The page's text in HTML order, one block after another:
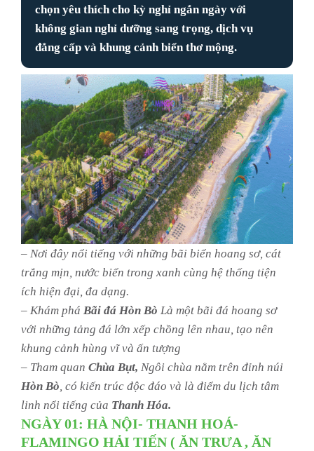
chọn yêu thích cho kỳ nghỉ ngắn ngày với
không gian nghỉ dưỡng sang trọng, dịch vụ
đẳng cấp và khung cảnh biển thơ mộng.
– Nơi đây nổi tiếng với những bãi biển hoang sơ, cát
trắng mịn, nước biển trong xanh cùng hệ thống tiện
ích hiện đại, đa dạng.
– Khám phá Bãi đá Hòn Bò Là một bãi đá hoang sơ
với những tảng đá lớn xếp chồng lên nhau, tạo nên
khung cảnh hùng vĩ và ấn tượng
– Tham quan Chùa Bụt, Ngôi chùa nằm trên đỉnh núi
Hòn Bò, có kiến trúc độc đáo và là điểm du lịch tâm
linh nổi tiếng của Thanh Hóa.
NGÀY 01: HÀ NỘI- THANH HOÁ-
FLAMINGO HẢI TIẾN ( ĂN TRƯA , ĂN